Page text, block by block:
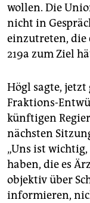
wollen. Die
nicht in
einzutreten, die
219a zum Ziel
Högl sagte, jetzt
Fraktions-
künftigen
nächsten
„Uns ist
haben, die es
objektiv über
informieren,